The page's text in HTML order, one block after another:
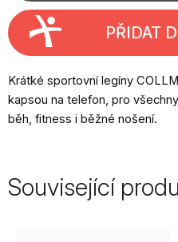
PŘIDAT
Krátké sportovní legíny
kapsou na telefon, pro
běh, fitness i běžné nošení.
Související